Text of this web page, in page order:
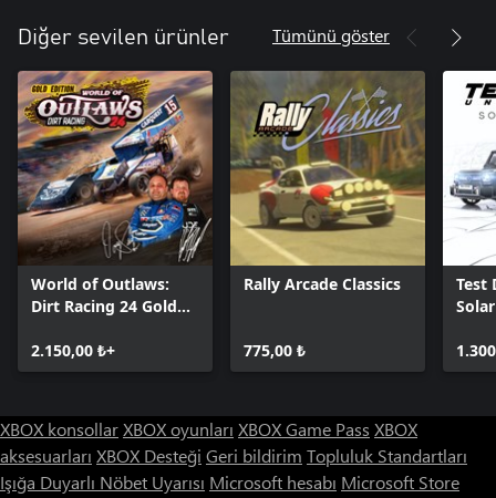
Diğer sevilen ürünler Tümünü göster
World of Outlaws:
Dirt Racing 24 Gold
2.150,00 ₺+
Rally Arcade Classics
775,00 ₺
Test
XBOX konsollarXBOX oyunları XBOX Game Pass XBOX
aksesuarları XBOX Desteği Geri bildirim Topluluk Standartları
Işığa Duyarlı Nöbet Uyarısı Microsoft hesabı Microsoft Store